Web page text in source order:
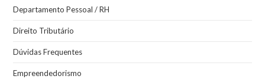
Departamento Pessoal / RH
Direito Tributário
Dúvidas Frequentes
Empreendedorismo